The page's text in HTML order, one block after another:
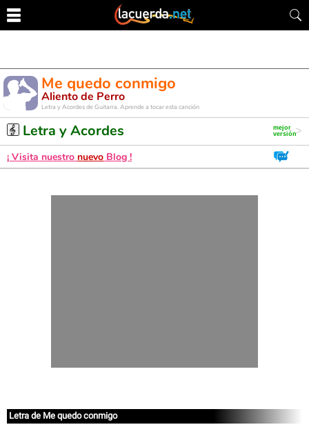
Me quedo conmigo
Aliento de Perro
Letra y Acordes de Guitarra. Aprende a tocar esta canción
Letra y Acordes
¡ Visita nuestro nuevo Blog !
Letra de Me quedo conmigo